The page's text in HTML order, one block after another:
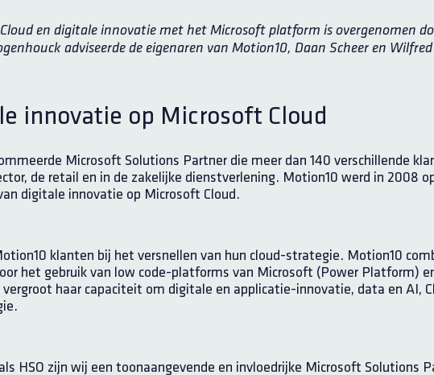
en digitale innovatie met het Microsoft platform is overgenomen
adviseerde de eigenaren van Motion10, Daan Scheer en
innovatie op Microsoft Cloud
Microsoft Solutions Partner die meer dan 140 verschillende
de retail en in de zakelijke dienstverlening. Motion10 werd in 2008
digitale innovatie op Microsoft Cloud.
klanten bij het versnellen van hun cloud-strategie. Motion10
het gebruik van low code-platforms van Microsoft (Power Platform)
haar capaciteit om digitale en applicatie-innovatie, data en AI,
HSO zijn wij een toonaangevende en invloedrijke Microsoft Solutions